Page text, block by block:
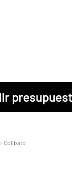
Collbató